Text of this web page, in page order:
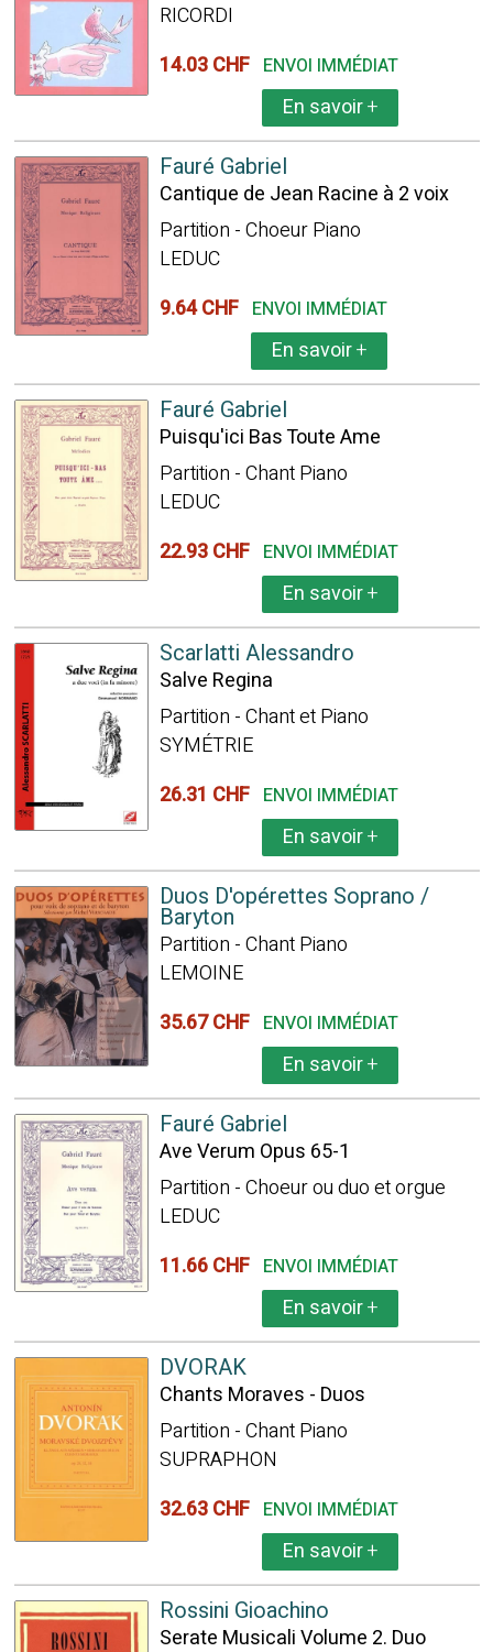
RICORDI
14.03 CHF ENVOI IMMÉDIAT
En savoir+
Fauré Gabriel
Cantique de Jean Racine à 2 voix
Partition - Choeur Piano
LEDUC
9.64 CHF ENVOI IMMÉDIAT
En savoir+
Fauré Gabriel
Puisqu'ici Bas Toute Ame
Partition - Chant Piano
LEDUC
22.93 CHF ENVOI IMMÉDIAT
En savoir+
Scarlatti Alessandro
Salve Regina
Partition - Chant et Piano
SYMÉTRIE
26.31 CHF ENVOI IMMÉDIAT
En savoir+
Duos D'opérettes Soprano /
Baryton
Partition - Chant Piano
LEMOINE
35.67 CHF ENVOI IMMÉDIAT
En savoir+
Fauré Gabriel
Ave Verum Opus 65-1
Partition - Choeur ou duo et orgue
LEDUC
11.66 CHF ENVOI IMMÉDIAT
En savoir+
DVORAK
Chants Moraves - Duos
Partition - Chant Piano
SUPRAPHON
32.63 CHF ENVOI IMMÉDIAT
En savoir+
Rossini Gioachino
Serate Musicali Volume 2. Duo